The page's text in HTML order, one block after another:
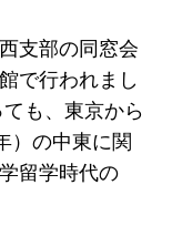
支部の同窓会
で行われまし
も、東京から
）の中東に関
留学時代の